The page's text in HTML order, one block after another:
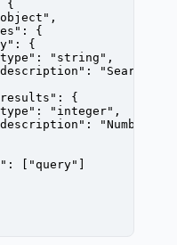
{
,
: {
: {
: "string" ,
:
"Search
: {
: "integer" ,
:
"Number
: [ "query"